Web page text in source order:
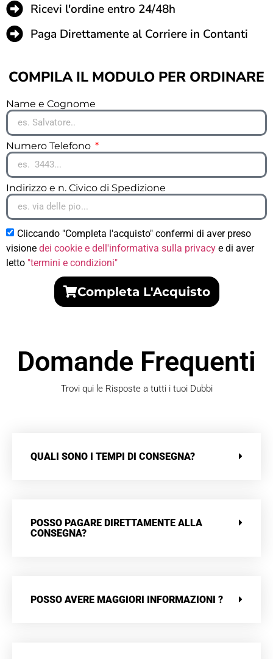
Ricevi l'ordine entro 24/48h
Paga Direttamente al Corriere in Contanti
COMPILA IL MODULO PER ORDINARE
Name e Cognome
Numero Telefono
Indirizzo e n. Civico di Spedizione
Cliccando "Completa l'acquisto" confermi di aver preso
visione dei cookie e dell'informativa sulla privacy e di aver
letto "termini e condizioni"
Completa L'Acquisto
Domande Frequenti
Trovi qui le Risposte a tutti i tuoi Dubbi
QUALI SONO I TEMPI DI CONSEGNA?
POSSO PAGARE DIRETTAMENTE ALLA
CONSEGNA?
POSSO AVERE MAGGIORI INFORMAZIONI ?